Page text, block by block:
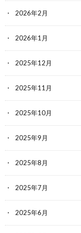
2026年2月
2026年1月
2025年12月
2025年11月
2025年10月
2025年9月
2025年8月
2025年7月
2025年6月